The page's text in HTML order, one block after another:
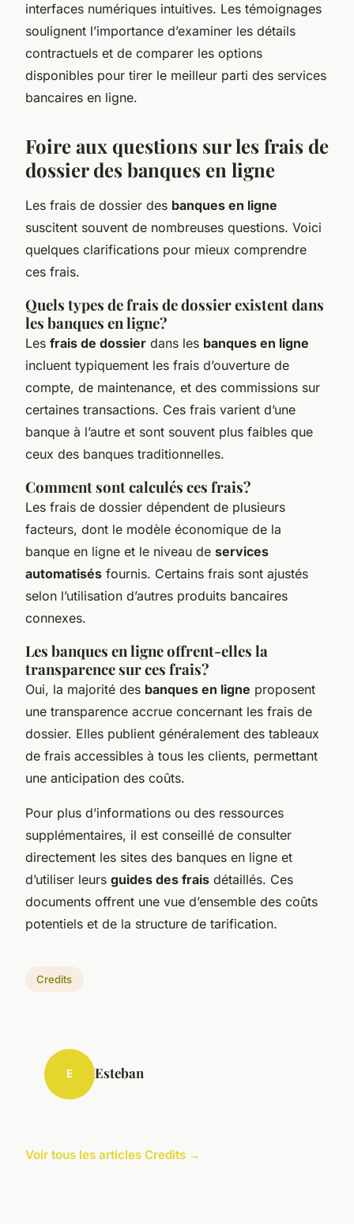
interfaces numériques intuitives. Les témoignages
soulignent l’importance d’examiner les détails
contractuels et de comparer les options
disponibles pour tirer le meilleur parti des services
bancaires en ligne.
Foire aux questions sur les frais de
dossier des banques en ligne
Les frais de dossier des banques en ligne
suscitent souvent de nombreuses questions. Voici
quelques clarifications pour mieux comprendre
ces frais.
Quels types de frais de dossier existent dans
les banques en ligne?
Les frais de dossier dans les banques en ligne
incluent typiquement les frais d’ouverture de
compte, de maintenance, et des commissions sur
certaines transactions. Ces frais varient d’une
banque à l’autre et sont souvent plus faibles que
ceux des banques traditionnelles.
Comment sont calculés ces frais?
Les frais de dossier dépendent de plusieurs
facteurs, dont le modèle économique de la
banque en ligne et le niveau de services
automatisés fournis. Certains frais sont ajustés
selon l’utilisation d’autres produits bancaires
connexes.
Les banques en ligne offrent-elles la
transparence sur ces frais?
Oui, la majorité des banques en ligne proposent
une transparence accrue concernant les frais de
dossier. Elles publient généralement des tableaux
de frais accessibles à tous les clients, permettant
une anticipation des coûts.
Pour plus d’informations ou des ressources
supplémentaires, il est conseillé de consulter
directement les sites des banques en ligne et
d’utiliser leurs guides des frais détaillés. Ces
documents offrent une vue d’ensemble des coûts
potentiels et de la structure de tarification.
Credits
E Esteban
Voir tous les articles Credits →